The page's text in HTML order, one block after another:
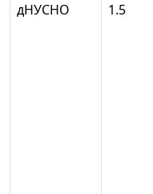
дНУСНО 1.5